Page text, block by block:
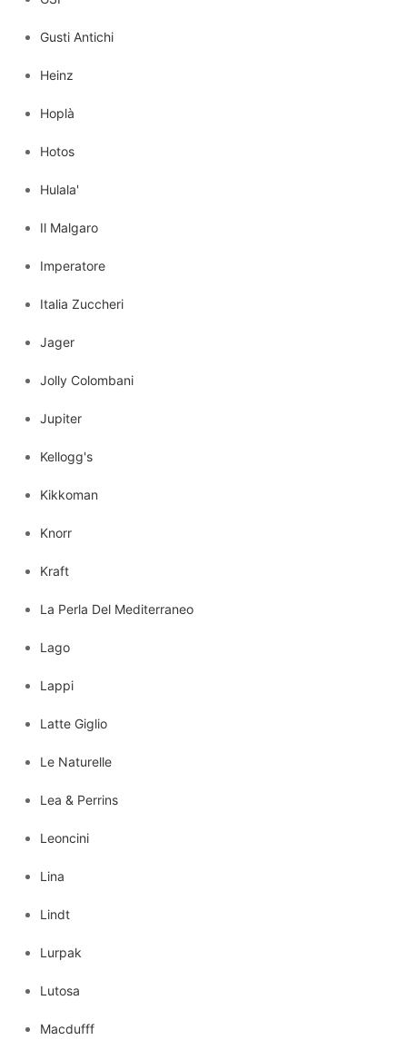
Gusti Antichi
Heinz
Hoplà
Hotos
Hulala'
Il Malgaro
Imperatore
Italia Zuccheri
Jager
Jolly Colombani
Jupiter
Kellogg's
Kikkoman
Knorr
Kraft
La Perla Del Mediterraneo
Lago
Lappi
Latte Giglio
Le Naturelle
Lea & Perrins
Leoncini
Lina
Lindt
Lurpak
Lutosa
Macdufff